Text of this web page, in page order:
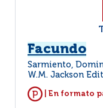
Facundo
Sarmiento,
W.M. Jackson
| En formato